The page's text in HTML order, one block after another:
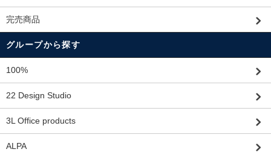
完売商品
グループから探す
100%
22 Design Studio
3L Office products
ALPA